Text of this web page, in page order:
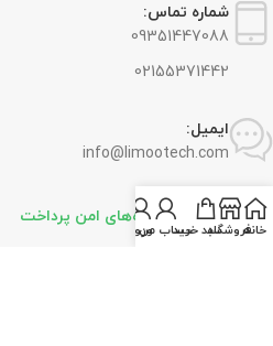
شماره تماس:
09351447088
02155371442
ایمیل:
info@limootech.com
لیموتک همراه بادرگاه‌های امن پرداخت
خانهفروشگاهسبد خرید ورود